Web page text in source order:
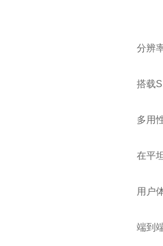
分辨
搭载
多用
在平
用户
端到